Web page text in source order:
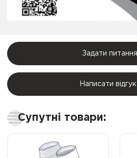
Задати питання
Написати відгук
Супутні товари: